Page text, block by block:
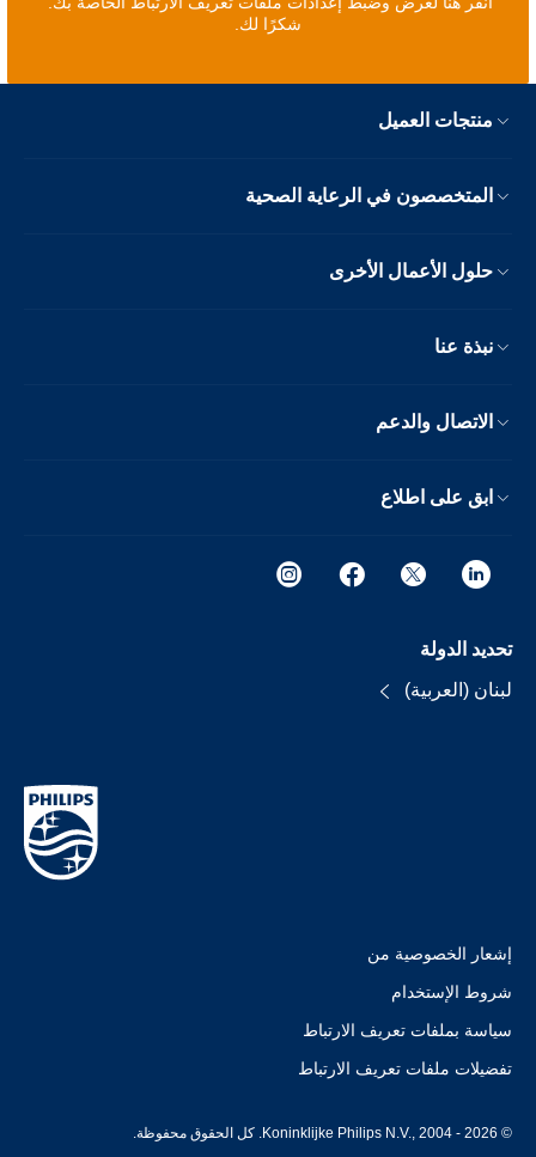
شكرًا لك.
منتجات العميل
المتخصصون في الرعاية الصحية
حلول الأعمال الأخرى
نبذة عنا
الاتصال والدعم
ابق على اطلاع
تحديد الدولة
لبنان (العربية)
إشعار الخصوصية من
شروط الإستخدام
سياسة بملفات تعريف الارتباط
تفضيلات ملفات تعريف الارتباط
© Koninklijke Philips N.V., 2004 - 2026. كل الحقوق محفوظة.